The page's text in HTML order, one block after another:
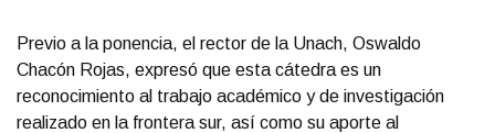
Previo a la ponencia, el rector de la Unach, Oswaldo
Chacón Rojas, expresó que esta cátedra es un
reconocimiento al trabajo académico y de investigación
realizado en la frontera sur, así como su aporte al